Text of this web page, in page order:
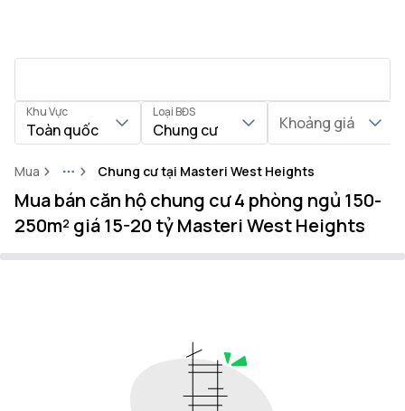
Khu Vực
Toàn quốc
Loại BĐS
Chung cư Khoảng giá
Mua MoreChung cư tại Masteri West Heights
Mua bán căn hộ chung cư 4 phòng ngủ 150-
250m² giá 15-20 tỷ Masteri West Heights